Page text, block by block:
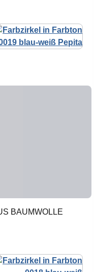
BAUMWOLLE